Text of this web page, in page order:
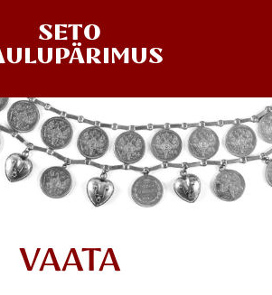
SETO
VAATA